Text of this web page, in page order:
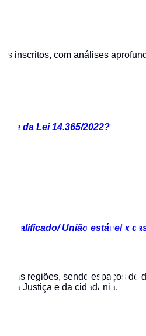
inscritos, com análises
da Lei 14.365/2022?
qualificado/ União estável x
regiões, sendo espaços
da Justiça e da cidadania.